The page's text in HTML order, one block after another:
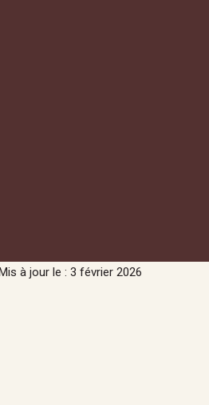
à jour le : 3 février 2026